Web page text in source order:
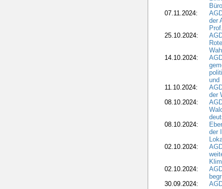
07.11.2024:
der
25.10.2024:
14.10.2024:
und
11.10.2024:
der
08.10.2024:
08.10.2024:
der
02.10.2024:
02.10.2024:
30.09.2024: